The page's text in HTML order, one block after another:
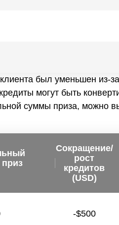
был уменьшен из-
могут быть
суммы приза, можно
Сокращение/
рост
кредитов
(USD)
-$500